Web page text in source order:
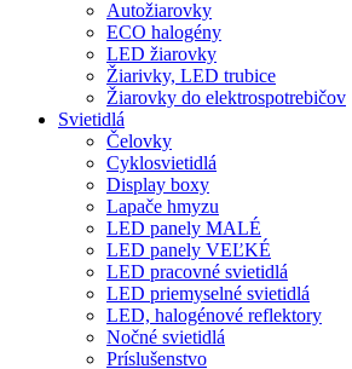
Autožiarovky
ECO halogény
LED žiarovky
Žiarivky, LED trubice
Žiarovky do elektrospotrebičov
Svietidlá
Čelovky
Cyklosvietidlá
Display boxy
Lapače hmyzu
LED panely MALÉ
LED panely VEĽKÉ
LED pracovné svietidlá
LED priemyselné svietidlá
LED, halogénové reflektory
Nočné svietidlá
Príslušenstvo